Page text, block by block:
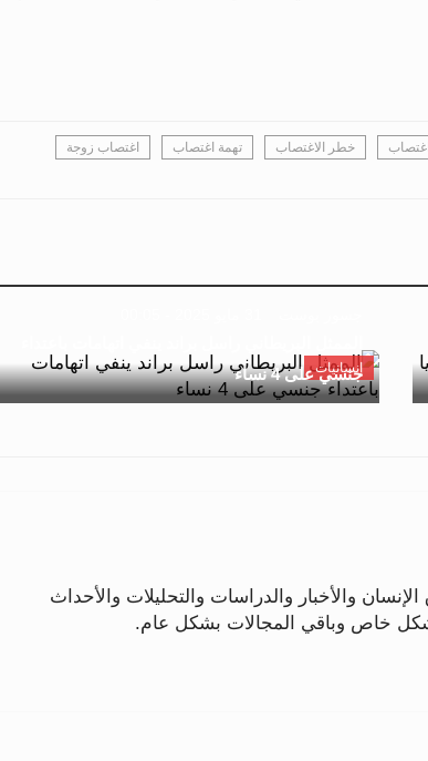
خطر الاغتصاب تهمة اغتصاب
اغتصاب زوجة
إنسانيات
جنسي على 4 نساء
والأخبار والدراسات والتحليلات والأحداث
بشكل خاص وباقي المجالات بشكل عام.